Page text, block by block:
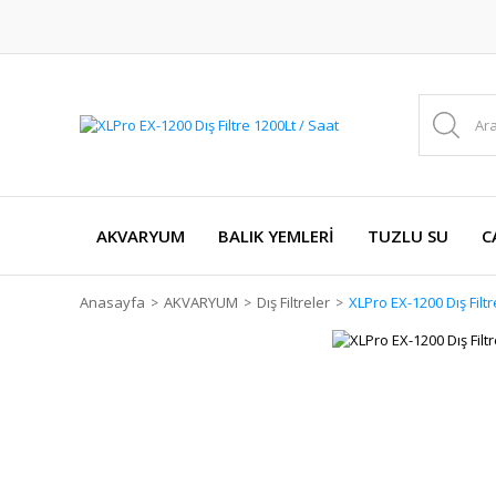
AKVARYUM BALIK YEMLERİ TUZLU SU
Anasayfa AKVARYUM Dış Filtreler XLPro EX-1200 Dış